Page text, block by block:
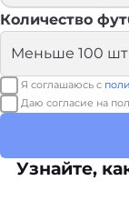
Количество
Я соглашаюсь с
Даю согласие на
Узнайте,